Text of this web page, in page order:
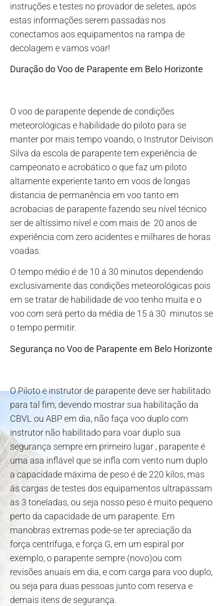
instruções e testes no provador de seletes, após
estas informações serem passadas nos
conectamos aos equipamentos na rampa de
decolagem e vamos voar!
Duração do Voo de Parapente em Belo Horizonte
O voo de parapente depende de condições
meteorológicas e habilidade do piloto para se
manter por mais tempo voando, o Instrutor Deivison
Silva da escola de parapente tem experiência de
campeonato e acrobático o que faz um piloto
altamente experiente tanto em voos de longas
distancia de permanência em voo tanto em
acrobacias de parapente fazendo seu nível técnico
ser de altíssimo nível e com mais de 20 anos de
experiência com zero acidentes e milhares de horas
voadas.
O tempo médio é de 10 á 30 minutos dependendo
exclusivamente das condições meteorológicas pois
em se tratar de habilidade de voo tenho muita e o
voo com será perto da média de 15 á 30 minutos se
o tempo permitir.
Segurança no Voo de Parapente em Belo Horizonte
O Piloto e instrutor de parapente deve ser habilitado
para tal fim, devendo mostrar sua habilitação da
CBVL ou ABP em dia, não faça voo duplo com
instrutor não habilitado para voar duplo sua
segurança sempre em primeiro lugar , parapente é
uma asa inflável que se infla com vento num duplo
a capacidade máxima de peso é de 220 kilos, mas
ás cargas de testes dos equipamentos ultrapassam
as 3 toneladas, ou seja nosso peso é muito pequeno
perto da capacidade de um parapente. Em
manobras extremas pode-se ter apreciação da
força centrífuga, e força G, em um espiral por
exemplo, o parapente sempre (novo)ou com
revisões anuais em dia, e com carga para voo duplo,
ou seja para duas pessoas junto com reserva e
demais itens de segurança.